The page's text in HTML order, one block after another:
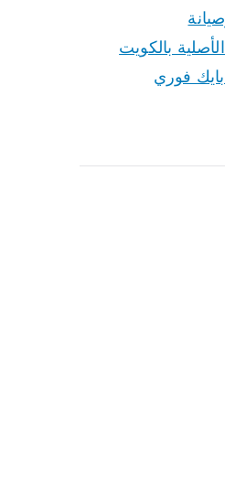
قطع غيار بايك BAIC الأصلية بالكويت